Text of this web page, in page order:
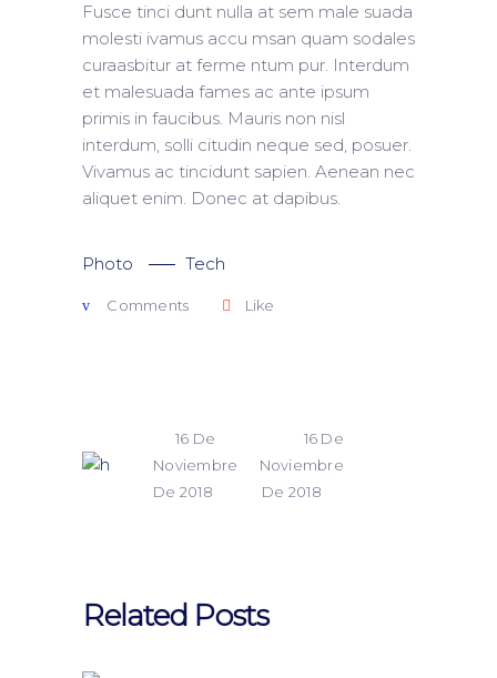
Fusce tinci dunt nulla at sem male suada
molesti ivamus accu msan quam sodales
curaasbitur at ferme ntum pur. Interdum
et malesuada fames ac ante ipsum
primis in faucibus. Mauris non nisl
interdum, solli citudin neque sed, posuer.
Vivamus ac tincidunt sapien. Aenean nec
aliquet enim. Donec at dapibus.
Photo Tech
Comments Like
16 De
Noviembre
De 2018
16 De
Noviembre
De 2018
Related Posts